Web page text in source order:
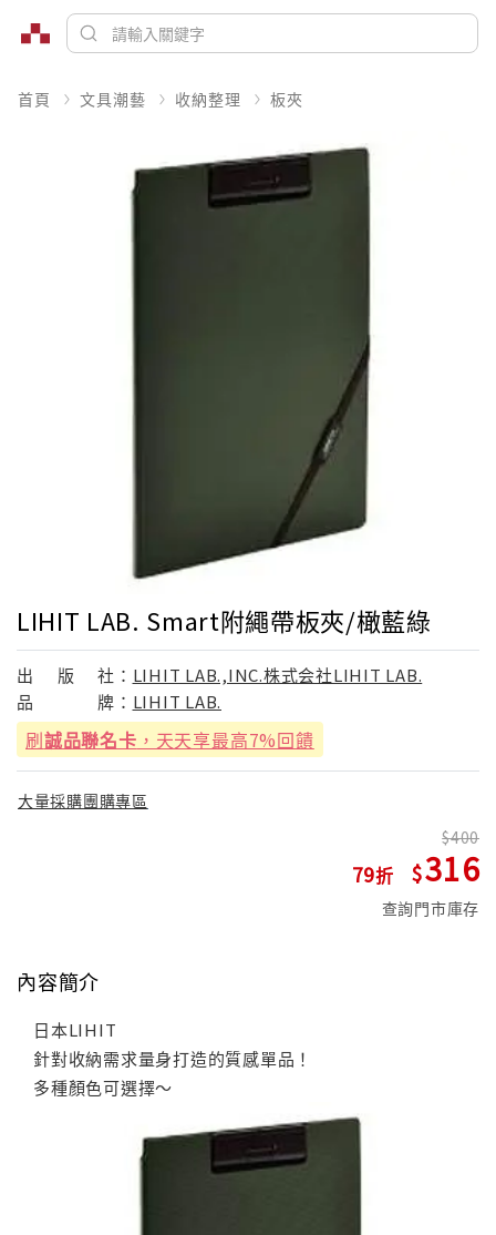
首頁 文具潮藝 收納整理 板夾
LIHIT LAB. Smart附繩帶板夾/橄藍綠
出 版 社： LIHIT LAB.,INC.株式会社LIHIT LAB.
品
牌： LIHIT LAB.
刷誠品聯名卡 ，天天享最高7%回饋
大量採購團購專區
79
400
316
查詢門市庫存
內容簡介
日本LIHIT
針對收納需求量身打造的質感單品！
多種顏色可選擇～